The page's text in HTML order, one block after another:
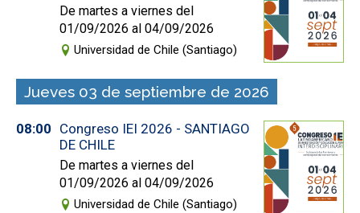
De martes a viernes del
01/09/2026 al 04/09/2026
Universidad de Chile (Santiago)
Jueves 03 de septiembre de 2026
08:00 Congreso IEI 2026 - SANTIAGO
DE CHILE
De martes a viernes del
01/09/2026 al 04/09/2026
Universidad de Chile (Santiago)